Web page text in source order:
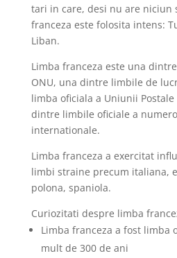
tari in care, desi nu are
franceza este folosita intens:
Liban.
Limba franceza este una
ONU, una dintre limbile de
limba oficiala a Uniunii
dintre limbile oficiale a
internationale.
Limba franceza a exercitat
limbi straine precum italiana,
polona, spaniola.
Curiozitati despre limba
Limba franceza a fost limba
mult de 300 de ani